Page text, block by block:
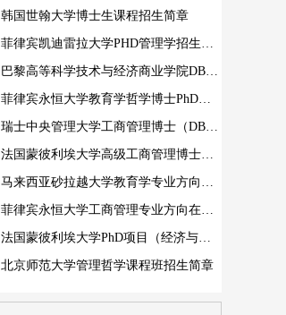
韩国世翰大学博士生课程招生简章
菲律宾凯迪雷拉大学PHD管理学招生简章
巴黎高等科学技术与经济商业学院DBA（智能制造方向）
菲律宾永恒大学教育学哲学博士PhD招生简章
瑞士中央管理大学工商管理博士（DBA）
法国蒙彼利埃大学高级工商管理博士EDBA
马来西亚砂拉越大学教育学专业方向招生简章
菲律宾永恒大学工商管理专业方向在职博士招生简章
法国蒙彼利埃大学PhD项目（经济与管理）
北京师范大学管理哲学课程班招生简章